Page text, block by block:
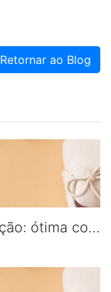
Retornar ao Blog
Crianças e animais de estimação: ótima combinação.